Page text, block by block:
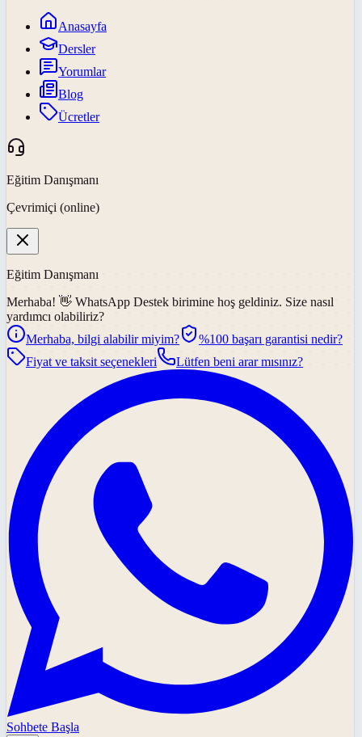
Anasayfa
Dersler
Yorumlar
Blog
Ücretler
Eğitim Danışmanı
Çevrimiçi (online)
Eğitim Danışmanı
Merhaba! 👋 WhatsApp Destek birimine hoş geldiniz. Size nasıl
yardımcı olabiliriz?
Merhaba, bilgi alabilir miyim?
%100 başarı garantisi nedir?
Fiyat ve taksit seçenekleri
Lütfen beni arar mısınız?
Sohbete Başla